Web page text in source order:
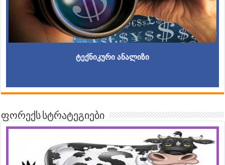
ტექნიკური ანალიზი
ფორექს სტრატეგიები